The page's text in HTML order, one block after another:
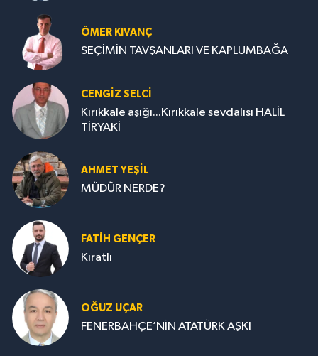
ÖMER KIVANÇ
SEÇİMİN TAVŞANLARI VE KAPLUMBAĞA
CENGİZ SELCİ
Kırıkkale aşığı...Kırıkkale sevdalısı HALİL
TİRYAKİ
AHMET YEŞİL
MÜDÜR NERDE?
FATIH GENÇER
Kıratlı
OĞUZ UÇAR
FENERBAHÇE’NİN ATATÜRK AŞKI